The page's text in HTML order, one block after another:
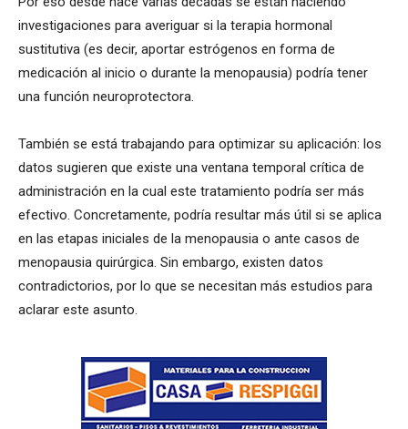
investigaciones para averiguar si la terapia hormonal
sustitutiva (es decir, aportar estrógenos en forma de
medicación al inicio o durante la menopausia) podría tener
una función neuroprotectora.
También se está trabajando para optimizar su aplicación: los
datos sugieren que existe una ventana temporal crítica de
administración en la cual este tratamiento podría ser más
efectivo. Concretamente, podría resultar más útil si se aplica
en las etapas iniciales de la menopausia o ante casos de
menopausia quirúrgica. Sin embargo, existen datos
contradictorios, por lo que se necesitan más estudios para
aclarar este asunto.